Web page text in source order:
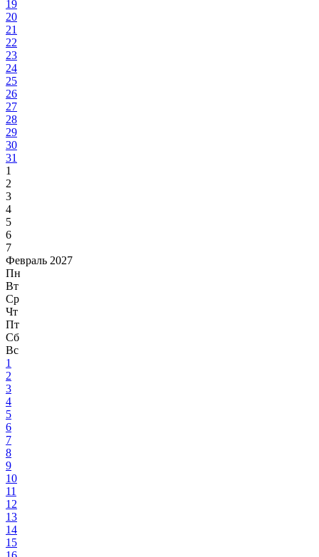
19
20
21
22
23
24
25
26
27
28
29
30
31
1
2
3
4
5
6
7
Февраль 2027
Пн
Вт
Ср
Чт
Пт
Сб
Вс
1
2
3
4
5
6
7
8
9
10
11
12
13
14
15